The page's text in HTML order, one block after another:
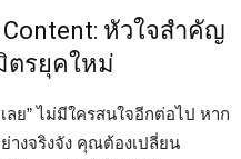
Content: หัวใจสำคัญ
ตรยุคใหม่
ลย” ไม่มีใครสนใจอีกต่อไป หาก
างจริงจัง คุณต้องเปลี่ยน